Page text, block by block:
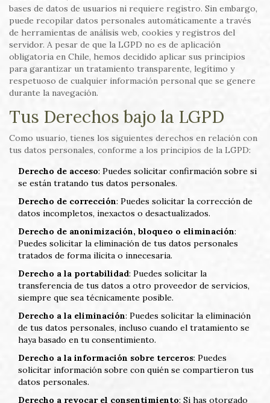
bases de datos de usuarios ni requiere registro. Sin embargo,
puede recopilar datos personales automáticamente a través
de herramientas de análisis web, cookies y registros del
servidor. A pesar de que la LGPD no es de aplicación
obligatoria en Chile, hemos decidido aplicar sus principios
para garantizar un tratamiento transparente, legítimo y
respetuoso de cualquier información personal que se genere
durante la navegación.
Tus Derechos bajo la LGPD
Como usuario, tienes los siguientes derechos en relación con
tus datos personales, conforme a los principios de la LGPD:
Derecho de acceso: Puedes solicitar confirmación sobre si
se están tratando tus datos personales.
Derecho de corrección: Puedes solicitar la corrección de
datos incompletos, inexactos o desactualizados.
Derecho de anonimización, bloqueo o eliminación:
Puedes solicitar la eliminación de tus datos personales
tratados de forma ilícita o innecesaria.
Derecho a la portabilidad: Puedes solicitar la
transferencia de tus datos a otro proveedor de servicios,
siempre que sea técnicamente posible.
Derecho a la eliminación: Puedes solicitar la eliminación
de tus datos personales, incluso cuando el tratamiento se
haya basado en tu consentimiento.
Derecho a la información sobre terceros: Puedes
solicitar información sobre con quién se compartieron tus
datos personales.
Derecho a revocar el consentimiento: Si has otorgado